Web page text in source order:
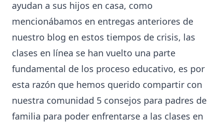
ayudan a sus hijos en casa, como
mencionábamos en entregas anteriores de
nuestro blog en estos tiempos de crisis, las
clases en línea se han vuelto una parte
fundamental de los proceso educativo, es por
esta razón que hemos querido compartir con
nuestra comunidad 5 consejos para padres de
familia para poder enfrentarse a las clases en